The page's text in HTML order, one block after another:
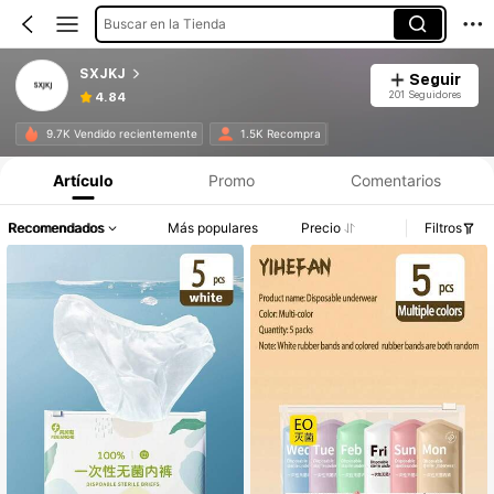
Buscar en la Tienda
SXJKJ
4.84
Seguir
201 Seguidores
9.7K Vendido recientemente 1.5K Recompra
Artículo Promo Comentarios
Recomendados Más populares Precio Filtros